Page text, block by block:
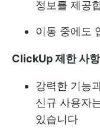
정보를 제공
이동 중에도
ClickUp 제한 사항
강력한 기능
신규 사용자
있습니다